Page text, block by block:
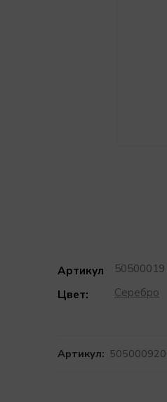
Артикул
50500019
Цвет:
Серебро
Артикул: 505000920